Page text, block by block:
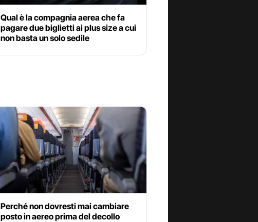
Qual è la compagnia aerea che fa
pagare due biglietti ai plus size a cui
non basta un solo sedile
Perché non dovresti mai cambiare
posto in aereo prima del decollo